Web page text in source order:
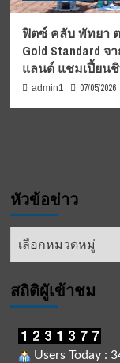
ฟิตซ์ คลับ พัทยา
Gold Standard
แลนด์ แชมเปี้ยน
admin1 07/05/2026
หัวข้อข่าว
หัวข้อ
สถิติผูัเข้าชม
Users Today :